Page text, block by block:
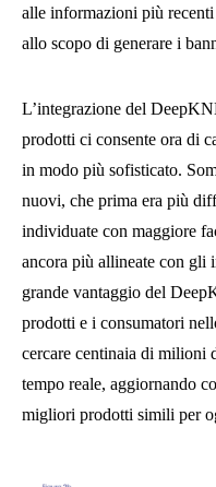
alle informazioni più
allo scopo di generare i
L’integrazione del
prodotti ci consente ora di
in modo più sofisticato.
nuovi, che prima era più
individuate con maggiore
ancora più allineate con gli
grande vantaggio del
prodotti e i consumatori
cercare centinaia di milioni
tempo reale, aggiornando
migliori prodotti simili per